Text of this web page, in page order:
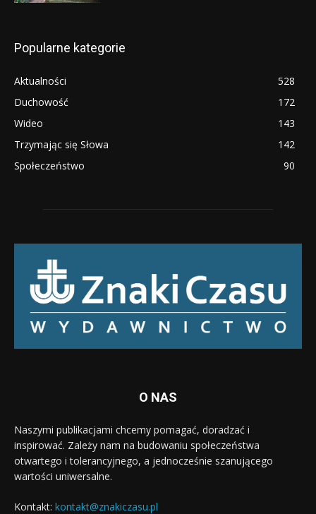
Popularne kategorie
Aktualności
528
Duchowość
172
Wideo
143
Trzymając się Słowa
142
Społeczeństwo
90
O NAS
Naszymi publikacjami chcemy pomagać, doradzać i
inspirować. Zależy nam na budowaniu społeczeństwa
otwartego i tolerancyjnego, a jednocześnie szanującego
wartości uniwersalne.
Kontakt: kontakt@znakiczasu.pl